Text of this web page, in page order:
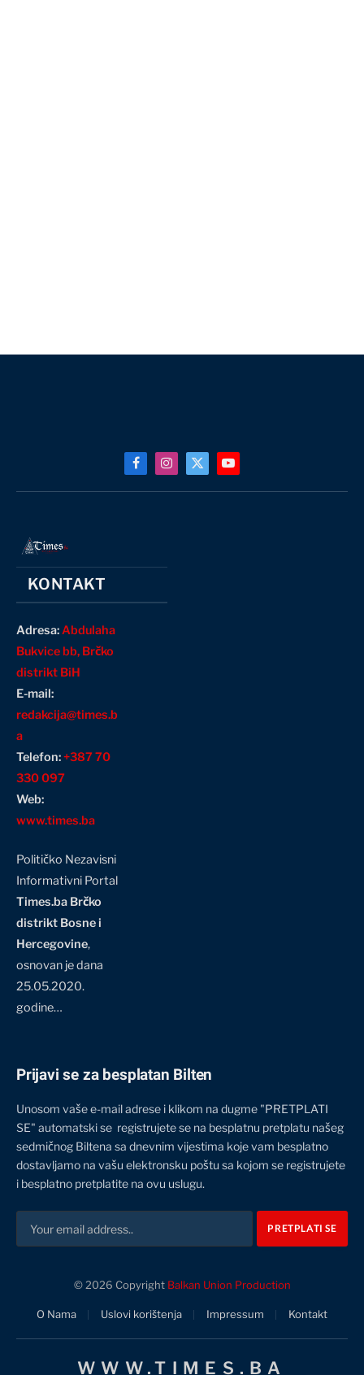
FacebookInstagram
X
YouTube
KONTAKT
Adresa:Abdulaha
Bukvice bb, Brčko
distrikt BiH
E-mail:
redakcija@times.b
a
Telefon:+387 70
330 097
Web:
www.times.ba
Političko Nezavisni
Informativni Portal
Times.ba Brčko
distrikt Bosne i
Hercegovine,
osnovan je dana
25.05.2020.
godine…
Prijavi se za besplatan Bilten
Unosom vaše e-mail adrese i klikom na dugme "PRETPLATI
SE" automatski se registrujete se na besplatnu pretplatu našeg
sedmičnog Biltena sa dnevnim vijestima koje vam besplatno
dostavljamo na vašu elektronsku poštu sa kojom se registrujete
i besplatno pretplatite na ovu uslugu.
© 2026 Copyright Balkan Union Production
O Nama Uslovi korištenja Impressum Kontakt
WWW.TIMES.BA